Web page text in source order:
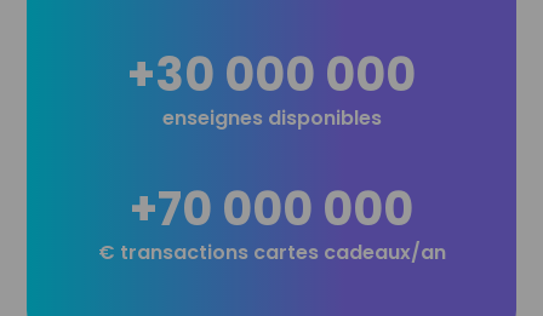
+30 000 000
enseignes disponibles
+70 000 000
€ transactions cartes cadeaux/an